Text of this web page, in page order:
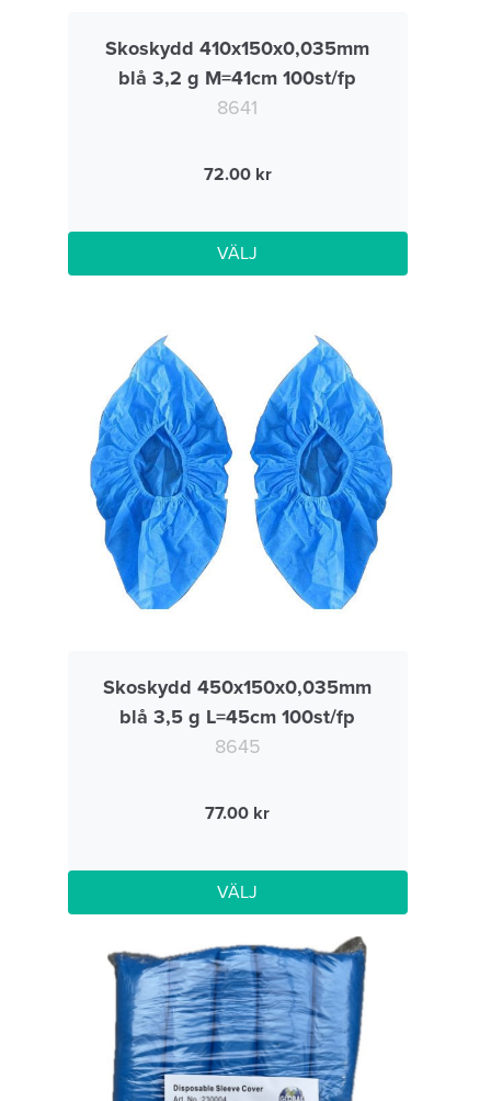
Skoskydd 410x150x0,035mm
blå 3,2 g M=41cm 100st/fp
8641
72.00
VÄLJ
Skoskydd 450x150x0,035mm
blå 3,5 g L=45cm 100st/fp
8645
77.00
VÄLJ